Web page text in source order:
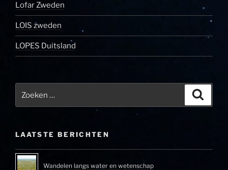
Lofar Zweden
LOIS zweden
LOPES Duitsland
LAATSTE BERICHTEN
Wandelen langs water en wetenschap